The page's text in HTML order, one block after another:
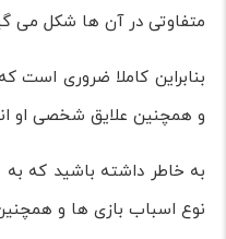
متفاوتی در آن ها شکل می
بنابراین کاملا ضروری
و همچنین علایق شخصی او
به خاطر داشته باشید که
نوع اسباب بازی ها و